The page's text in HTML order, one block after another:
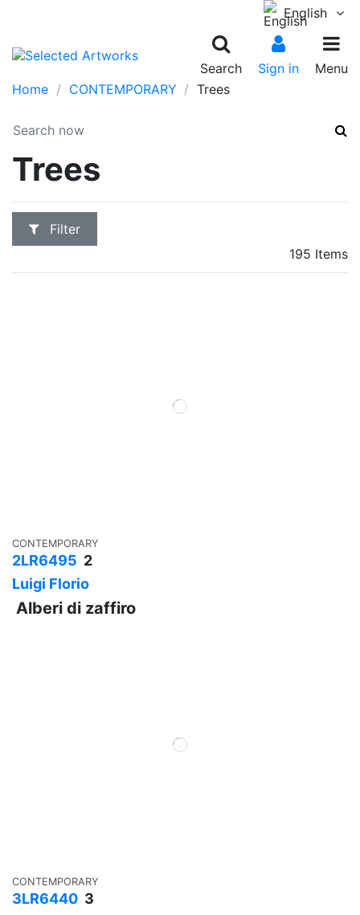
English
Search Sign in
Menu
Home
CONTEMPORARY Trees
Trees
Filter
195 Items
CONTEMPORARY
2LR6495 2
Luigi Florio
Alberi di zaffiro
CONTEMPORARY
3LR6440 3